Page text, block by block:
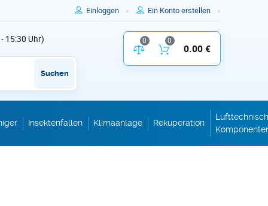
Einloggen Ein Konto erstellen
15:30 Uhr)
Suchen
Vergleich der Produktparameter
0
Inhalt des
0
0.00 €
Insektenfallen Klimaanlage Rekuperation